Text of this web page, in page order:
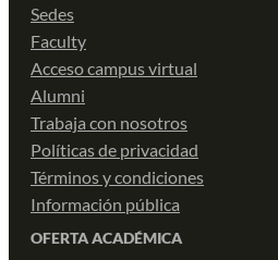
Sedes
Faculty
Acceso campus virtual
Alumni
Trabaja con nosotros
Políticas de privacidad
Términos y condiciones
Información pública
OFERTA ACADÉMICA